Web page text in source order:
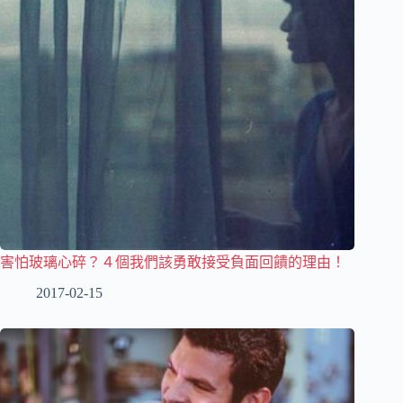
害怕玻璃心碎？４個我們該勇敢接受負面回饋的理由！
2017-02-15